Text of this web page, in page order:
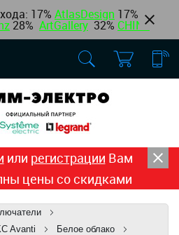
17% AtlasDesign 17%
28% ArtGallery 32% CHINT
или регистрации Вам
цены со скидками
Avanti
Белое облако